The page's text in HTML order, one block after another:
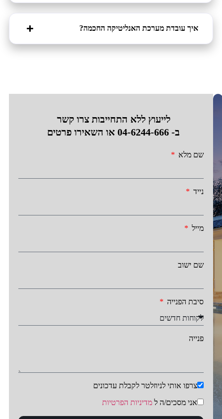
איך עובדת מערכת האנליטיקה החכמה?
לייעוץ ללא התחייבות צרו קשר
ב- 04-6244-666 או השאירו פרטים
שם מלא
נייד
מייל
שם ישוב
סיבת הפנייה
פנייה
צרפו אותי לניוזלטר לקבלת עדכונים
אני מסכים/ה ל מדיניות הפרטיות